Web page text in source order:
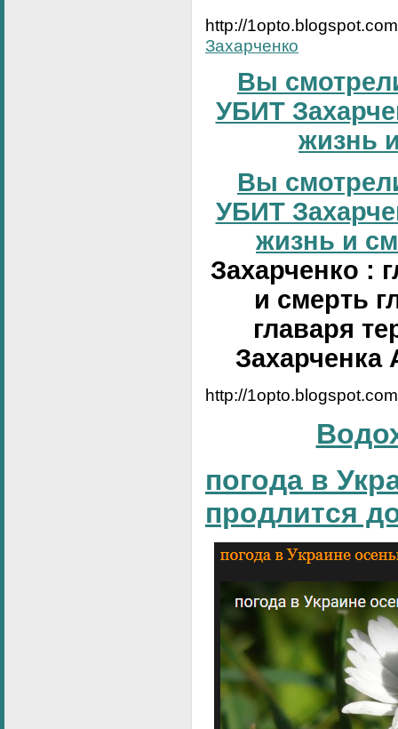
http://
Захарченко
Вы
УБИТ
жизнь
Вы
УБИТ
жизнь и
Захарченко :
и смерть
главаря
Захарченка
http://
погода в
продлится